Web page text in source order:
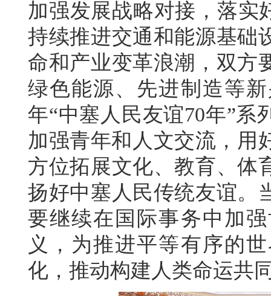
加强发展战略对接，落实
持续推进交通和能源基础
命和产业变革浪潮，双方
绿色能源、先进制造等
年“中塞人民友谊70年”系
加强青年和人文交流，用
方位拓展文化、教育、体
扬好中塞人民传统友谊。
要继续在国际事务中加
义，为推进平等有序的
化，推动构建人类命运共